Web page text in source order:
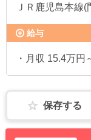
ＪＲ鹿児島本線
給与
・月収 15.4万円
保存する